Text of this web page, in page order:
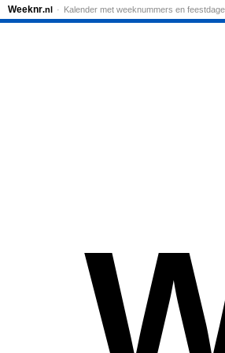
Weeknr.nl Kalender met weeknummers en